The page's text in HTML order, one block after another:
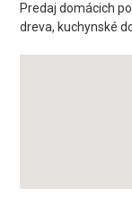
Predaj domácich
dreva, kuchynské